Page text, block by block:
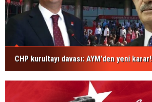
CHP kurultayı davası: AYM'den yeni karar!